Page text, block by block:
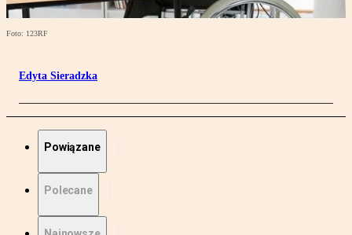
Foto: 123RF
Edyta Sieradzka
Powiązane
Polecane